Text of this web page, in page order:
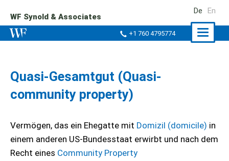
WF Synold & Associates
+1 760 4795774
De En
Quasi-Gesamtgut (Quasi-
community property)
Vermögen, das ein Ehegatte mit Domizil (domicile) in
einem anderen US-Bundesstaat erwirbt und nach dem
Recht eines Community Property